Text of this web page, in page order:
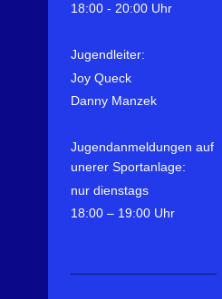
18:00 - 20:00 Uhr
Jugendleiter:
Joy Queck
Danny Manzek
Jugendanmeldungen auf
unerer Sportanlage:
nur dienstags
18:00 – 19:00 Uhr